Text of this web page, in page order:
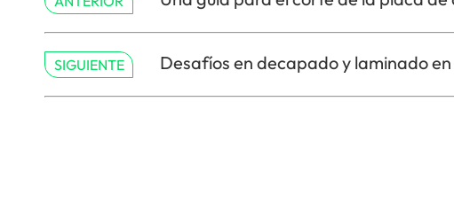
SIGUIENTE Desafíos en decapado y laminado